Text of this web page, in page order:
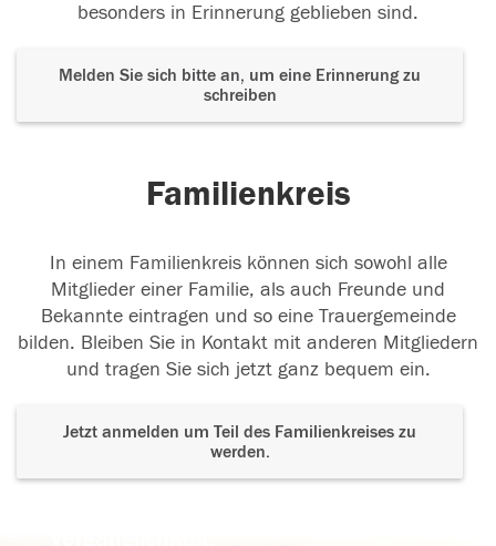
besonders in Erinnerung geblieben sind.
Melden Sie sich bitte an, um eine Erinnerung zu
schreiben
Familienkreis
In einem Familienkreis können sich sowohl alle
Mitglieder einer Familie, als auch Freunde und
Bekannte eintragen und so eine Trauergemeinde
bilden. Bleiben Sie in Kontakt mit anderen Mitgliedern
und tragen Sie sich jetzt ganz bequem ein.
Jetzt anmelden um Teil des Familienkreises zu
werden.